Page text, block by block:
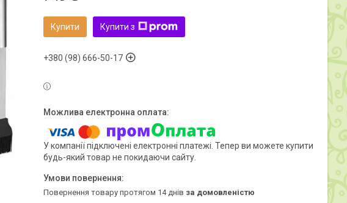
Купити Купити з
+380 (98) 666-50-17
У компанії підключені електронні платежі. Тепер ви можете купити
будь-який товар не покидаючи сайту.
повернення товару протягом 14 днів за домовленістю